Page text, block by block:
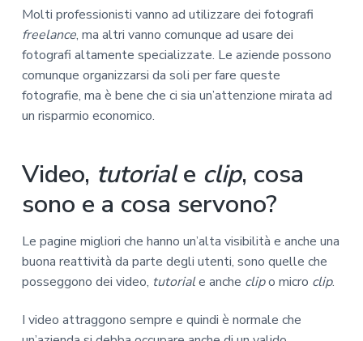
Molti professionisti vanno ad utilizzare dei fotografi
freelance, ma altri vanno comunque ad usare dei
fotografi altamente specializzate. Le aziende possono
comunque organizzarsi da soli per fare queste
fotografie, ma è bene che ci sia un’attenzione mirata ad
un risparmio economico.
Video, tutoriale clip, cosa
sono e a cosa servono?
Le pagine migliori che hanno un’alta visibilità e anche una
buona reattività da parte degli utenti, sono quelle che
posseggono dei video, tutoriale anche clipo micro clip.
I video attraggono sempre e quindi è normale che